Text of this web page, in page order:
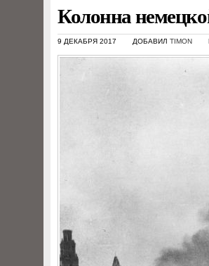
Колонна
9 ДЕКАБРЯ 2017 ДОБАВИЛ TIMON